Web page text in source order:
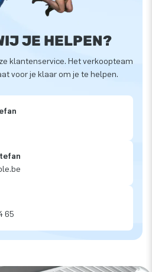
JE HELPEN?
klantenservice. Het verkoopteam
voor je klaar om je te helpen.
65